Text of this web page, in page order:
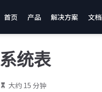
首页 产品 解决方案 文档
系统表
大约 15 分钟